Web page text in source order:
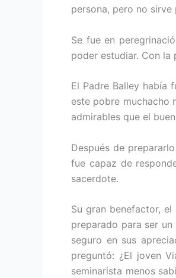
persona, pero no sirve
Se fue en
poder estudiar. Con
El Padre Balley había
este pobre muchacho
admirables que el
Después de
fue capaz de
sacerdote.
Su gran benefactor,
preparado para ser
seguro en sus
preguntó: ¿El joven
seminarista menos